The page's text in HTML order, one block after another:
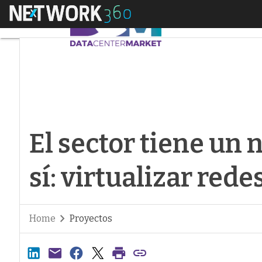
Menú El sector tiene un
El sector tiene un
sí: virtualizar
Home Proyectos